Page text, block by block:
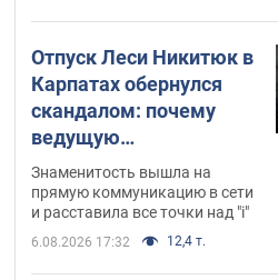
Отпуск Леси Никитюк в
Карпатах обернулся
скандалом: почему
ведущую
несправедливо
захейтили
Знаменитость вышла на
прямую коммуникацию в сети
и расставила все точки над "i"
6.08.2026 17:32 12,4 т.